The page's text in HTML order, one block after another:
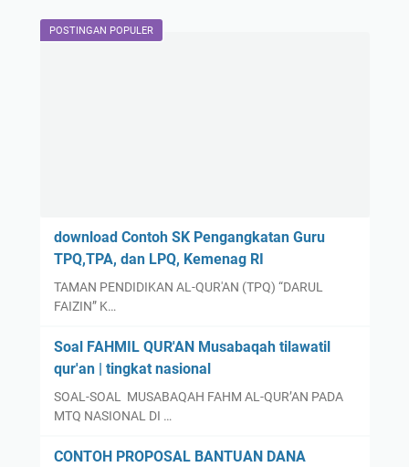
POSTINGAN POPULER
download Contoh SK Pengangkatan Guru
TPQ,TPA, dan LPQ, Kemenag RI
TAMAN PENDIDIKAN AL-QUR'AN (TPQ) “DARUL
FAIZIN” K…
Soal FAHMIL QUR'AN Musabaqah tilawatil
qur'an | tingkat nasional
SOAL-SOAL MUSABAQAH FAHM AL-QUR’AN PADA
MTQ NASIONAL DI …
CONTOH PROPOSAL BANTUAN DANA